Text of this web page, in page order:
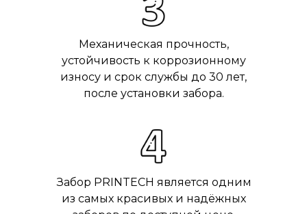
Механическая прочность,
устойчивость к коррозионному
износу и срок службы до 30 лет,
после установки забора.
Забор PRINTECH является одним
из самых красивых и надёжных